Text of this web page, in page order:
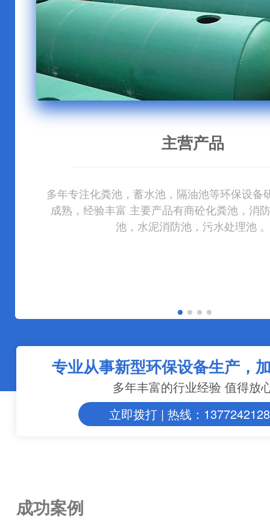
售后无忧
公司拥有完整的售后服务系统;专业的客服人员
务，具有售前、售中、售后的服务体系，并在
问题
主营产品
多年专注化粪池，蓄水池，隔油池等环保设备
成熟，经验丰富 主要产品有商砼化粪池，消
池，水泥消防池，污水处理池 。
质量放心
公司加工原材料直接供货，并配置全套检测设
管理，高合格率 通过质量体系，产品抗压强
占地面积小，使用寿命长
货源充足
化粪池、隔油池等产品现货充足，厂家直供，
供货 全程一对一服务，可根据客户要求量身
泰佳公司拥有完整的售后服务系
售后无忧
公司拥有完整的售后服务系统;专业的客服人员
务，具有售前、售中、售后的服务体系，并在
问题
主营产品
多年专注化粪池，蓄水池，隔油池等环保设备
成熟，经验丰富 主要产品有商砼化粪池，消
池，水泥消防池，污水处理池 。
专业从事新型环保设备生产，
多年丰富的行业经验 值得放
立即拨打 | 热线：
成功案例